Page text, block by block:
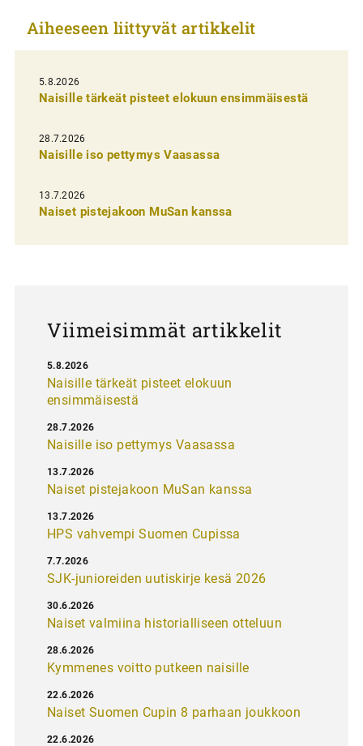
k
e
l
i
e
n
e
Aiheeseen liittyvät artikkelit
5.8.2026
Naisille tärkeät pisteet elokuun ensimmäisestä
28.7.2026
Naisille iso pettymys Vaasassa
13.7.2026
Naiset pistejakoon MuSan kanssa
Viimeisimmät artikkelit
Naisille tärkeät pisteet elokuun
ensimmäisestä
5.8.2026
Naisille iso pettymys Vaasassa
28.7.2026
Naiset pistejakoon MuSan kanssa
13.7.2026
HPS vahvempi Suomen Cupissa
13.7.2026
SJK-junioreiden uutiskirje kesä 2026
7.7.2026
Naiset valmiina historialliseen otteluun
30.6.2026
Kymmenes voitto putkeen naisille
28.6.2026
Naiset Suomen Cupin 8 parhaan joukkoon
22.6.2026
22.6.2026